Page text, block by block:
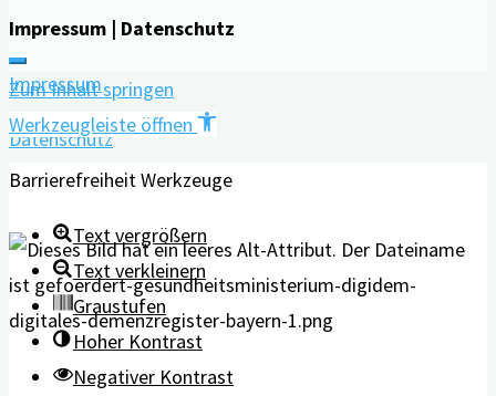
Impressum | Datenschutz
Impressum
Datenschutz
Zum Inhalt springen
Werkzeugleiste öffnen
Barrierefreiheit Werkzeuge
Text vergrößern
Text verkleinern
Graustufen
Hoher Kontrast
Negativer Kontrast